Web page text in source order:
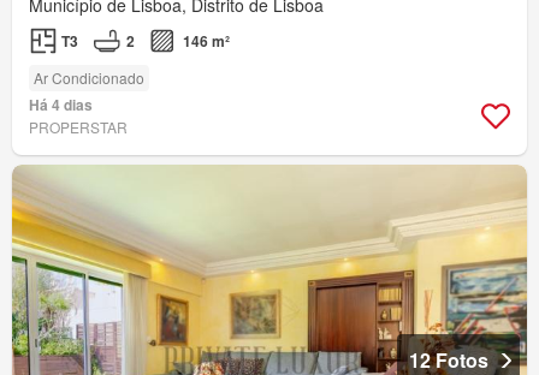
T3 2 146 m²
Ar Condicionado
Há 4 dias
PROPERSTAR
12 Fotos